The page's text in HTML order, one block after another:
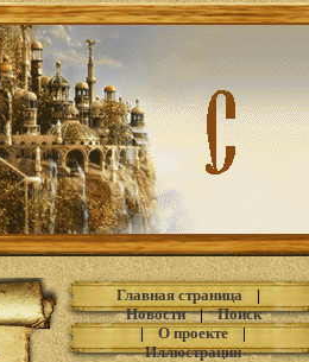
Главная страница|
Новости|Поиск
|О проекте|
Иллюстрации